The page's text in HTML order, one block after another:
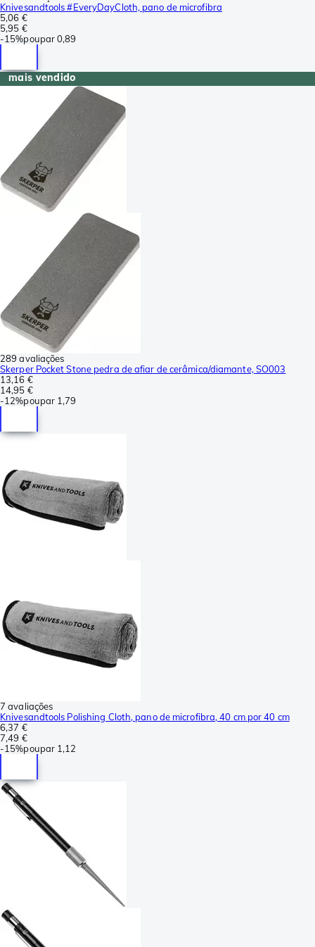
Knivesandtools #EveryDayCloth, pano de microfibra
5,06 €
5,95 €
-15%poupar0,89
mais vendido
289 avaliações
Skerper Pocket Stone pedra de afiar de cerâmica/diamante, SO003
13,16 €
14,95 €
-12%poupar 1,79
7 avaliações
Knivesandtools Polishing Cloth, pano de microfibra, 40 cm por 40 cm
6,37 €
7,49 €
-15%poupar 1,12